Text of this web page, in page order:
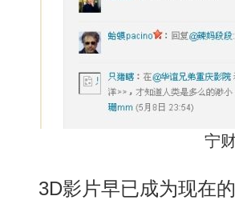
宁
3D影片早已成为现在的